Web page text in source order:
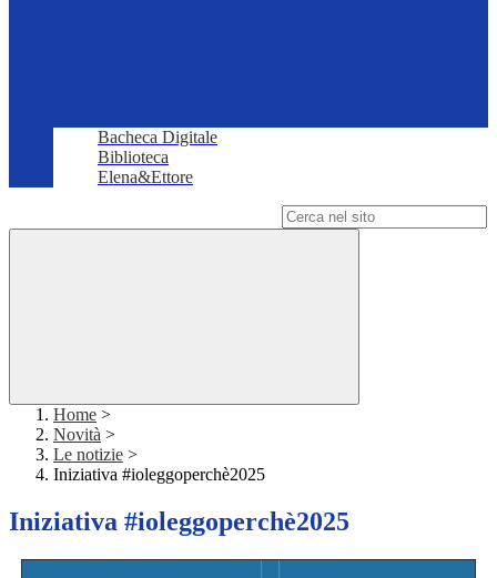
Bacheca Digitale
Biblioteca
Elena&Ettore
Home >
Novità >
Le notizie >
Iniziativa #ioleggoperchè2025
Iniziativa #ioleggoperchè2025